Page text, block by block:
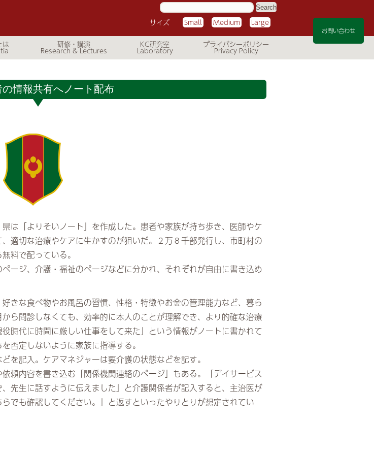
お問い合わせ
サ
イ
ト
内
索:
サイズ Small Medium Large
は 研修・講演 KC研究室 プライバシーポリシー
情報共有へノート配布
は「よりそいノート」を作成した。患者や家族が持ち歩き、医師やケ
適切な治療やケアに生かすのが狙いだ。２万８千部発行し、市町村の
料で配っている。
ージ、介護・福祉のページなどに分かれ、それぞれが自由に書き込め
きな食べ物やお風呂の習慣、性格・特徴やお金の管理能力など、暮ら
ら問診しなくても、効率的に本人のことが理解でき、より的確な治療
時代に時間に厳しい仕事をして来た」という情報がノートに書かれて
否定しないように家族に指導する。
を記入。ケアマネジャーは要介護の状態などを記す。
頼内容を書き込む「関係機関連絡のページ」もある。「デイサービス
先生に話すように伝えました」と介護関係者が記入すると、主治医が
でも確認してください。」と返すといったやりとりが想定されてい